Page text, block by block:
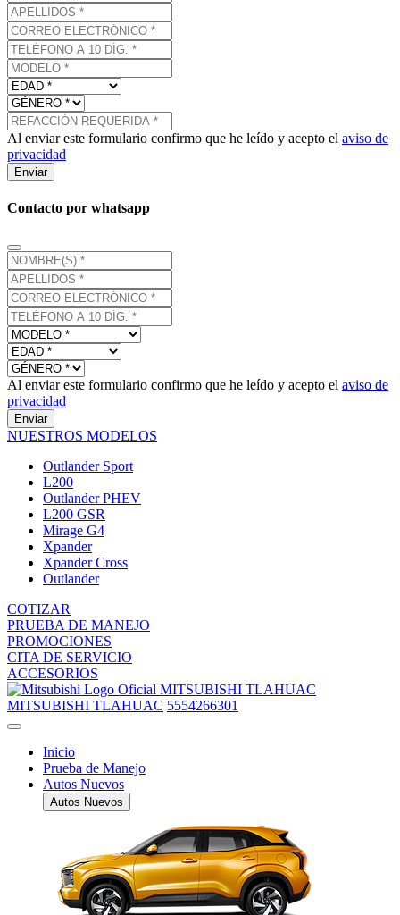
Al enviar este formulario confirmo que he leído y acepto el aviso de
privacidad
Enviar
Contacto por whatsapp
Al enviar este formulario confirmo que he leído y acepto el aviso de
privacidad
Enviar
NUESTROS MODELOS
Outlander Sport
L200
Outlander PHEV
L200 GSR
Mirage G4
Xpander
Xpander Cross
Outlander
COTIZAR
PRUEBA DE MANEJO
PROMOCIONES
CITA DE SERVICIO
ACCESORIOS
MITSUBISHI TLAHUAC
MITSUBISHI TLAHUAC 5554266301
Inicio
Prueba de Manejo
Autos Nuevos
Autos Nuevos